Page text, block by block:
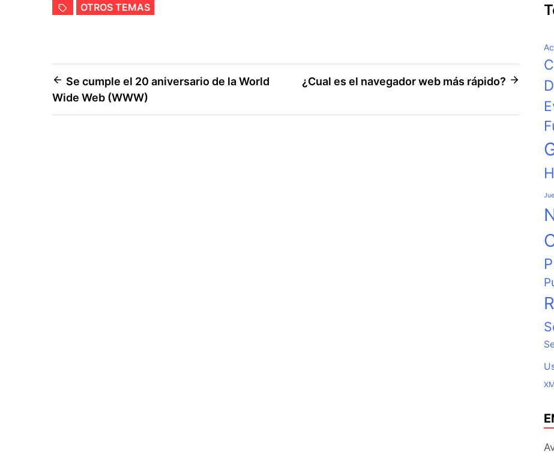
OTROS TEMAS
Navegación
de
Se cumple el 20 aniversario de la World
Wide Web (WWW)
¿Cual es el navegador web más rápido?